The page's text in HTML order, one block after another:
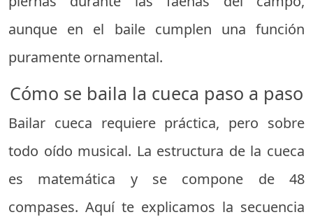
aunque en el baile cumplen una función
puramente ornamental.
Cómo se baila la cueca paso a paso
Bailar cueca requiere práctica, pero sobre
todo oído musical. La estructura de la cueca
es matemática y se compone de 48
compases. Aquí te explicamos la secuencia